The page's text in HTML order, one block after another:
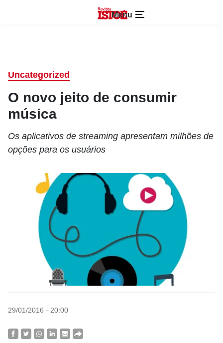
Menu
Uncategorized
O novo jeito de consumir
música
Os aplicativos de streaming apresentam milhões de
opções para os usuários
29/01/2016 - 20:00